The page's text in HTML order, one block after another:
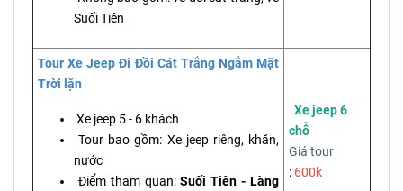
Suối Tiên
Tour Xe Jeep Đi Đồi Cát Trắng Ngắm Mặt
Trời lặn
Xe jeep 5 - 6 khách
Tour bao gồm: Xe jeep riêng, khăn,
nước
Điểm tham quan:Suối Tiên - Làng
Xe jeep 6
chỗ
Giá tour
: 600k